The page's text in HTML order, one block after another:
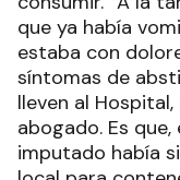
que ya había
estaba con
síntomas de
lleven al
abogado. Es
imputado había